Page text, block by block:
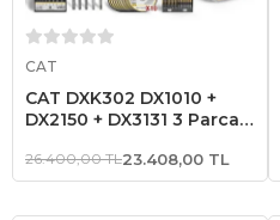
CAT
CAT DXK302 DX1010 +
DX2150 + DX3131 3 Parça
Aksesuar Seti
26.400,00 TL23.408,00 TL